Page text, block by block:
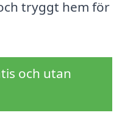
tryggt hem för
och utan